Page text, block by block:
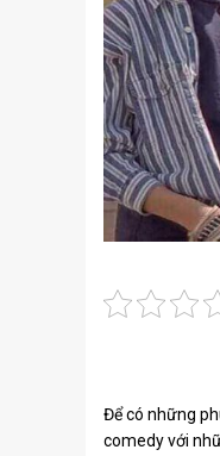
Để có những
comedy với